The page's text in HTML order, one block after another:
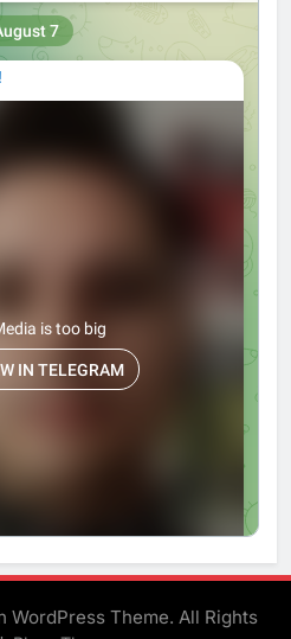
WordPress Theme. All Rights